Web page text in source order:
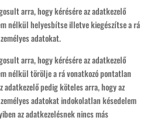
arra, hogy kérésére az adatkezelő
nélkül helyesbítse illetve kiegészítse a rá
adatokat.
arra, hogy kérésére az adatkezelő
nélkül törölje a rá vonatkozó pontatlan
adatkezelő pedig köteles arra, hogy az
adatokat indokolatlan késedelem
az adatkezelésnek nincs más